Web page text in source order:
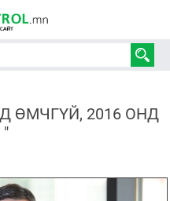
ӨМЧГҮЙ, 2016 ОНД